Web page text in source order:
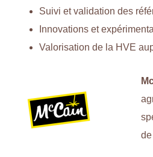
Suivi et validation des
Innovations et
Valorisation de la HVE